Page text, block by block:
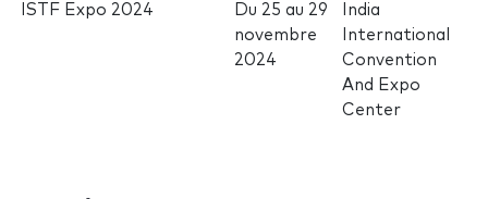
ISTF Expo 2024 Du 25 au 29
novembre
2024
India
International
Convention
And Expo
Center